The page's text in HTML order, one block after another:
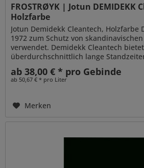
FROSTRØYK | Jotun DEMIDEKK
Holzfarbe
Jotun Demidekk Cleantech, Holzfarbe
1972 zum Schutz von
verwendet. Demidekk Cleantech bietet
überdurchschnittlich lange
ab 38,00 € * pro Gebinde
ab 50,67 € * pro Liter
Merken